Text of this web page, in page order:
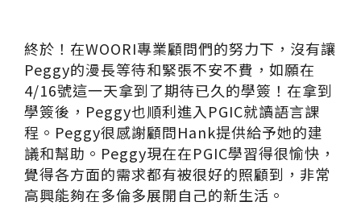
終於！在WOORI專業顧問們的努力下，沒有讓
Peggy的漫長等待和緊張不安不費，如願在
4/16號這一天拿到了期待已久的學簽！在拿到
學簽後，Peggy也順利進入PGIC就讀語言課
程。Peggy很感謝顧問Hank提供給予她的建
議和幫助。Peggy現在在PGIC學習得很愉快，
覺得各方面的需求都有被很好的照顧到，非常
高興能夠在多倫多展開自己的新生活。